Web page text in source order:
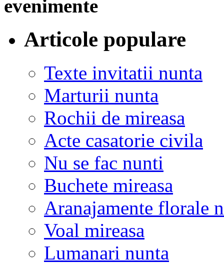
evenimente
Articole populare
Texte invitatii nunta
Marturii nunta
Rochii de mireasa
Acte casatorie civila
Nu se fac nunti
Buchete mireasa
Aranajamente florale
Voal mireasa
Lumanari nunta